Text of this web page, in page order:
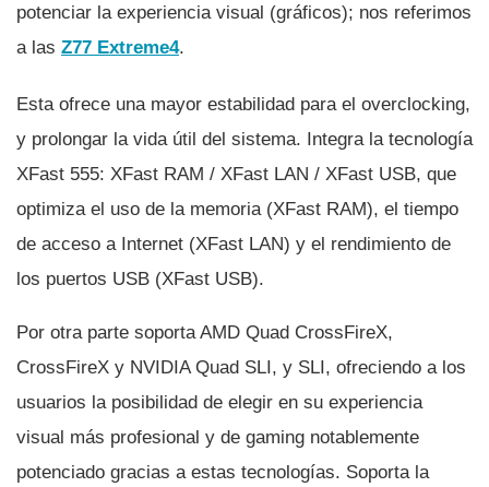
potenciar la experiencia visual (gráficos); nos referimos
a las Z77 Extreme4.
Esta ofrece una mayor estabilidad para el overclocking,
y prolongar la vida útil del sistema. Integra la tecnologí­a
XFast 555: XFast RAM / XFast LAN / XFast USB, que
optimiza el uso de la memoria (XFast RAM), el tiempo
de acceso a Internet (XFast LAN) y el rendimiento de
los puertos USB (XFast USB).
Por otra parte soporta AMD Quad CrossFireX,
CrossFireX y NVIDIA Quad SLI, y SLI, ofreciendo a los
usuarios la posibilidad de elegir en su experiencia
visual más profesional y de gaming notablemente
potenciado gracias a estas tecnologí­as. Soporta la